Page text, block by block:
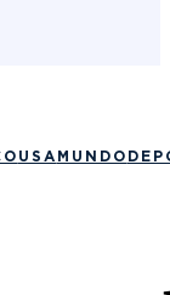
USA MUNDO